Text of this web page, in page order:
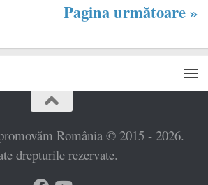
Pagina următoare »
România © 2015 - 2026.
drepturile rezervate.